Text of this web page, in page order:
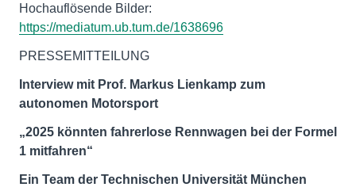
Hochauflösende Bilder:
https://mediatum.ub.tum.de/1638696
PRESSEMITTEILUNG
Interview mit Prof. Markus Lienkamp zum
autonomen Motorsport
„2025 könnten fahrerlose Rennwagen bei der Formel
1 mitfahren“
Ein Team der Technischen Universität München